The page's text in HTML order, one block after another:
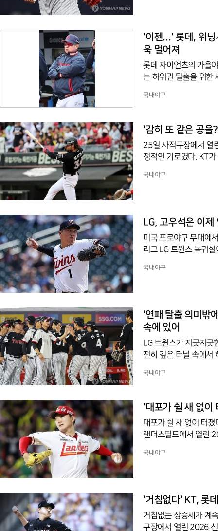
의성은 확인되지 않았
'이젠...' 롯데, 위닝
욱 멀어져
롯데 자이언츠의 가을
는 하위권 탈출을 위한
강 진입 마지노선과
세가 올해도 어김없이
목소리가 커지는 한편
국내야구
'감히 또 같은 공을
25일 사직구장에서 열
정적인 기로였다. KT
제하기 위해 정석적인
고, 롯데 배터리는 이
국내야구
LG, 고우석은 이
미국 프로야구 무대에
리그 LG 트윈스 복귀
리고 있음에도 불구하
선수를 다각도로 지원
국내야구
'연패 탈출 의미밖
속에 있어
LG 트윈스가 지긋지긋
전히 깊은 터널 속에서
팀 분위기 반전을 위
스전에서 침묵을 깨고
활발한 출루로 공격의
국내야구
'대포가 쉴 새 없
대포가 쉴 새 없이 터
랜더스필드에서 열린
성한과 4회 조형우의
안타로 점수 차를 벌
이날 박
국내야구
'거침없다' KT, 롯
거침없는 상승세가 계
구장에서 열린 2026